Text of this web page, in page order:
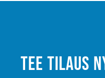
Tee tilaus